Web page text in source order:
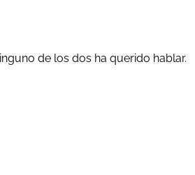
de los dos ha querido hablar.